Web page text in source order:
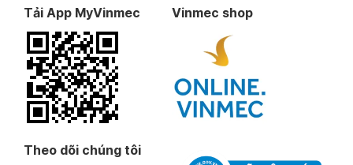
Tải App MyVinmec Vinmec shop
Theo dõi chúng tôi